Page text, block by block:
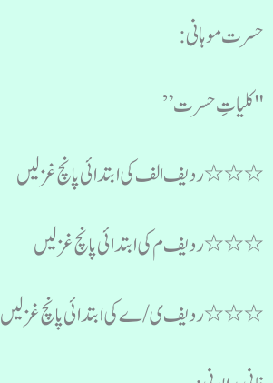
حسرت موہانی:
"کلیاتِ حسرت”
٭٭٭ردیف الف کی ابتدائی پانچ غزلیں
٭٭٭ردیف م کی ابتدائی پانچ غزلیں
٭٭٭ردیف ی/ے کی ابتدائی پانچ غزلیں